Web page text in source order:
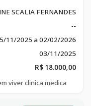
SCALIA FERNANDES
--
11/2025 a 02/02/2026
03/11/2025
R$ 18.000,00
viver clinica medica